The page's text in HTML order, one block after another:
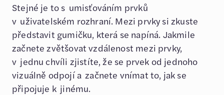
Stejné je to s umisťováním prvků
v uživatelském rozhraní. Mezi prvky si zkuste
představit gumičku, která se napíná. Jakmile
začnete zvětšovat vzdálenost mezi prvky,
v jednu chvíli zjistíte, že se prvek od jednoho
vizuálně odpojí a začnete vnímat to, jak se
připojuje k jinému.